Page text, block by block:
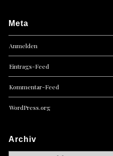
Meta
Anmelden
Eintrags-Feed
Kommentar-Feed
WordPress.org
Archiv